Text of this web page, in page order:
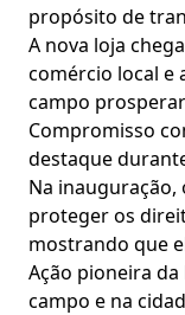
propósito de
A nova loja
comércio local e
campo
Compromisso
destaque
Na
proteger os
mostrando que
Ação pioneira
campo e na